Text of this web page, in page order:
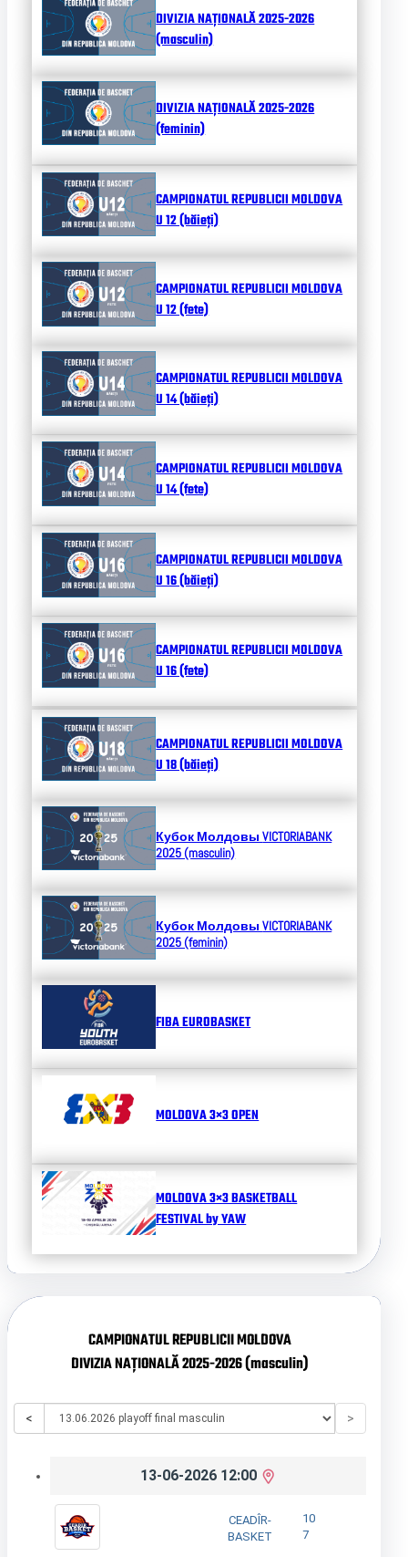
DIVIZIA NAȚIONALĂ 2025-2026
(masculin)
DIVIZIA NAȚIONALĂ 2025-2026
(feminin)
CAMPIONATUL REPUBLICII MOLDOVA
U 12 (băieți)
CAMPIONATUL REPUBLICII MOLDOVA
U 12 (fete)
CAMPIONATUL REPUBLICII MOLDOVA
U 14 (băieți)
CAMPIONATUL REPUBLICII MOLDOVA
U 14 (fete)
CAMPIONATUL REPUBLICII MOLDOVA
U 16 (băieți)
CAMPIONATUL REPUBLICII MOLDOVA
U 16 (fete)
CAMPIONATUL REPUBLICII MOLDOVA
U 18 (băieți)
Кубок МолдовыVICTORIABANK
2025 (masculin)
Кубок МолдовыVICTORIABANK
2025 (feminin)
FIBA EUROBASKET
MOLDOVA 3×3 OPEN
MOLDOVA 3×3 BASKETBALL
FESTIVAL by YAW
CAMPIONATUL REPUBLICII MOLDOVA
DIVIZIA NAȚIONALĂ 2025-2026 (masculin)
< >
13-06-2026 12:00
CEADÎR-
BASKET
10
7